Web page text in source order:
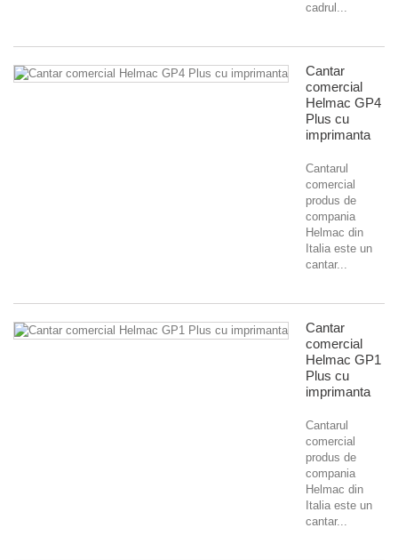
cadrul...
Cantar
comercial
Helmac GP4
Plus cu
imprimanta
Cantarul
comercial
produs de
compania
Helmac din
Italia este un
cantar...
Cantar
comercial
Helmac GP1
Plus cu
imprimanta
Cantarul
comercial
produs de
compania
Helmac din
Italia este un
cantar...